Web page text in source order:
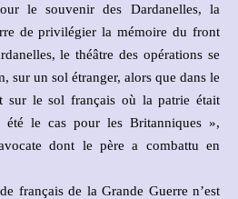
le souvenir des Dardanelles, la
de privilégier la mémoire du front
le théâtre des opérations se
sur un sol étranger, alors que dans le
sur le sol français où la patrie était
été le cas pour les Britanniques »,
dont le père a combattu en
français de la Grande Guerre n’est